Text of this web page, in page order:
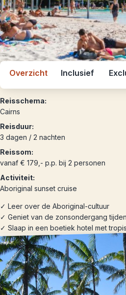
Overzicht Inclusief
Reisschema:
Cairns
Reisduur:
3 dagen / 2 nachten
Reissom:
vanaf € 179,- p.p. bij 2 personen
Activiteit:
Aboriginal sunset cruise
✓ Leer over de Aboriginal-cultuur
✓ Geniet van de zonsondergang
✓ Slaap in een boetiek hotel met